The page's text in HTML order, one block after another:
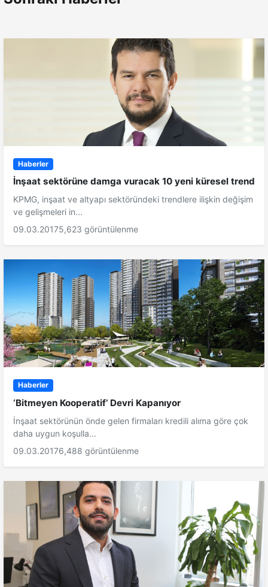
Haberler
İnşaat sektörüne damga vuracak 10 yeni küresel trend
KPMG, inşaat ve altyapı sektöründeki trendlere ilişkin değişim
ve gelişmeleri in...
09.03.20175,623 görüntülenme
Haberler
‘Bitmeyen Kooperatif’ Devri Kapanıyor
İnşaat sektörünün önde gelen firmaları kredili alıma göre çok
daha uygun koşulla...
09.03.20176,488 görüntülenme